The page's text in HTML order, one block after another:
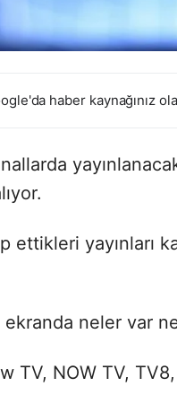
haber kaynağınız
ettikleri yayınları
ekranda neler var
TV, NOW TV, TV8,